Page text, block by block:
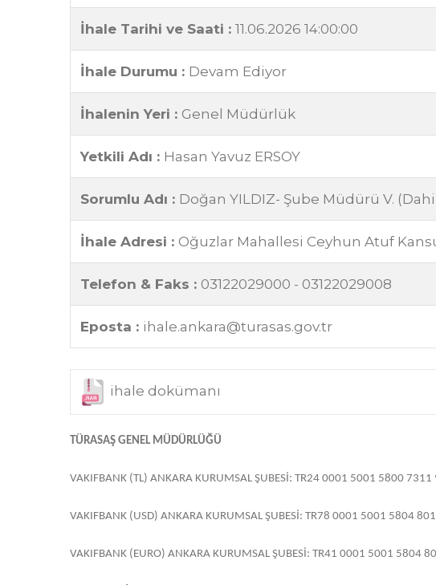
İhale Tarihi ve Saati : 11.06.2026 14:00:00
İhale Durumu : Devam Ediyor
İhalenin Yeri : Genel Müdürlük
Yetkili Adı : Hasan Yavuz ERSOY
Sorumlu Adı : Doğan YILDIZ- Şube Müdürü V.
İhale Adresi : Oğuzlar Mahallesi Ceyhun Atuf
Telefon & Faks : 03122029000 - 03122029008
Eposta : ihale.ankara@turasas.gov.tr
ihale dokümanı
TÜRASAŞ GENEL MÜDÜRLÜĞÜ
VAKIFBANK (TL) ANKARA KURUMSAL ŞUBESİ: TR24 0001 5001 5800
VAKIFBANK (USD) ANKARA KURUMSAL ŞUBESİ: TR78 0001 5001 5804
VAKIFBANK (EURO) ANKARA KURUMSAL ŞUBESİ: TR41 0001 5001 5804